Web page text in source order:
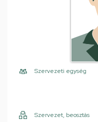
Szervezeti egység
Szervezet, beosztás